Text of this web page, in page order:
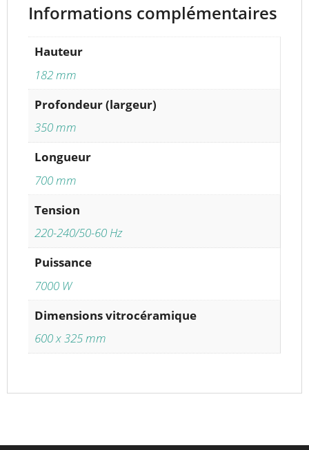
Informations complémentaires
Hauteur
182 mm
Profondeur (largeur)
350 mm
Longueur
700 mm
Tension
220-240/50-60 Hz
Puissance
7000 W
Dimensions vitrocéramique
600 x 325 mm